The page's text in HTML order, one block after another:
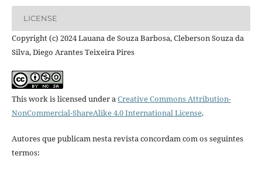
LICENSE
Copyright (c) 2024 Lauana de Souza Barbosa, Cleberson Souza da
Silva, Diego Arantes Teixeira Pires
This work is licensed under aCreative Commons Attribution-
NonCommercial-ShareAlike 4.0 International License.
Autores que publicam nesta revista concordam com os seguintes
termos: